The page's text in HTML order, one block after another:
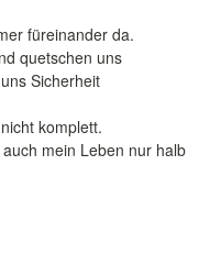
füreinander da.
quetschen uns
Sicherheit
komplett.
mein Leben nur halb